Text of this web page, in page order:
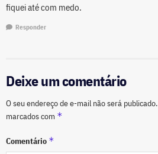
fiquei até com medo.
Responder
Deixe um comentário
O seu endereço de e-mail não será publicado.
marcados com *
Comentário *